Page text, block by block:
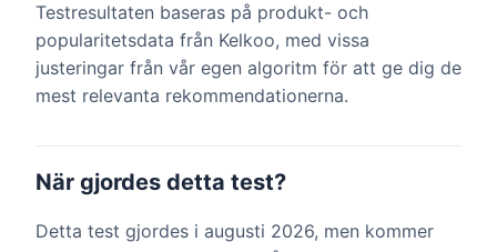
Testresultaten baseras på produkt- och
popularitetsdata från Kelkoo, med vissa
justeringar från vår egen algoritm för att ge dig de
mest relevanta rekommendationerna.
När gjordes detta test?
Detta test gjordes i augusti 2026, men kommer